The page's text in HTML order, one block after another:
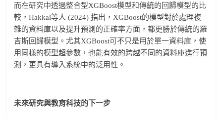
而在研究中透過整合型XGBoost模型和傳統的回歸模型的比
較，Hakkal等人 (2024) 指出，XGBoost的模型對於處理複
雜的資料庫以及提升預測的正確率方面，都更勝於傳統的羅
吉斯回歸模型。尤其XGBoost可不只是用於單一資料庫，使
用同樣的模型超參數，也能有效的跨越不同的資料庫進行預
測，更具有導入系統中的泛用性。
未來研究與教育科技的下一步